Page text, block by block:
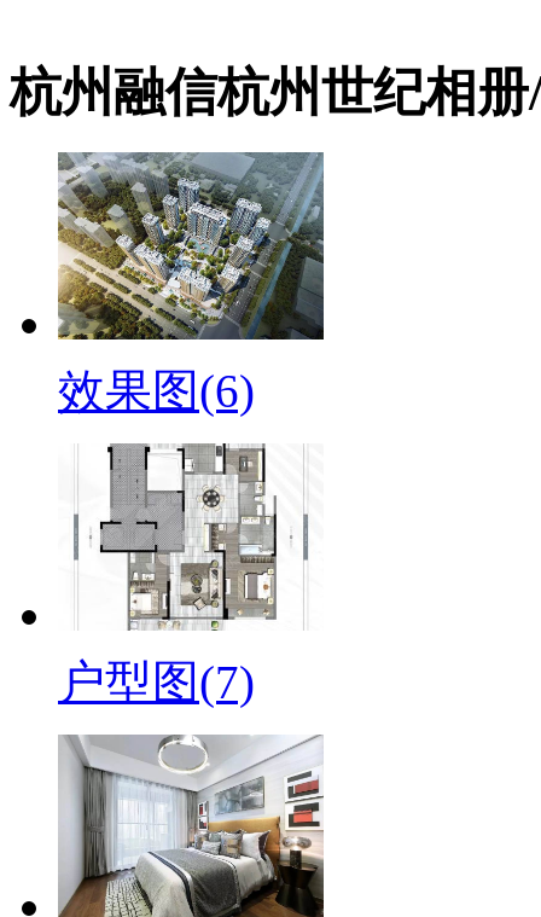
杭州融信杭州世纪相
效果图(6)
户型图(7)